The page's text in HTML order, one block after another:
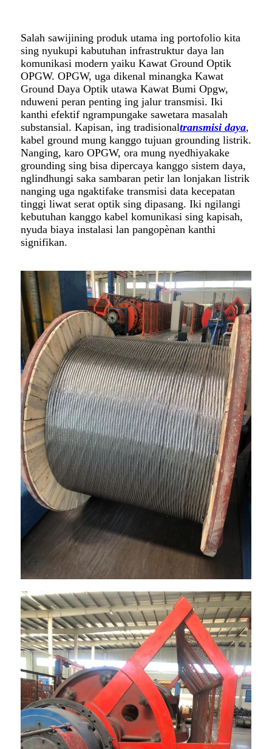
Salah sawijining produk utama ing portofolio kita
sing nyukupi kabutuhan infrastruktur daya lan
komunikasi modern yaiku Kawat Ground Optik
OPGW. OPGW, uga dikenal minangka Kawat
Ground Daya Optik utawa Kawat Bumi Opgw,
nduweni peran penting ing jalur transmisi. Iki
kanthi efektif ngrampungake sawetara masalah
substansial. Kapisan, ing tradisionaltransmisi daya,
kabel ground mung kanggo tujuan grounding listrik.
Nanging, karo OPGW, ora mung nyedhiyakake
grounding sing bisa dipercaya kanggo sistem daya,
nglindhungi saka sambaran petir lan lonjakan listrik
nanging uga ngaktifake transmisi data kecepatan
tinggi liwat serat optik sing dipasang. Iki ngilangi
kebutuhan kanggo kabel komunikasi sing kapisah,
nyuda biaya instalasi lan pangopènan kanthi
signifikan.